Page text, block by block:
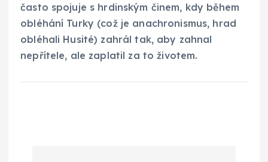
často spojuje s hrdinským činem, kdy během
obléhání Turky (což je anachronismus, hrad
obléhali Husité) zahrál tak, aby zahnal
nepřítele, ale zaplatil za to životem.